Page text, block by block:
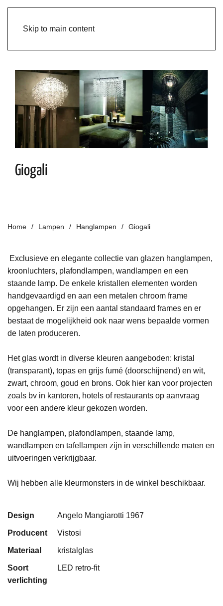
Skip to main content
Giogali
Home Lampen Hanglampen Giogali
Exclusieve en elegante collectie van glazen hanglampen,
kroonluchters, plafondlampen, wandlampen en een
staande lamp. De enkele kristallen elementen worden
handgevaardigd en aan een metalen chroom frame
opgehangen. Er zijn een aantal standaard frames en er
bestaat de mogelijkheid ook naar wens bepaalde vormen
de laten produceren.
Het glas wordt in diverse kleuren aangeboden: kristal
(transparant), topas en grijs fumé (doorschijnend) en wit,
zwart, chroom, goud en brons. Ook hier kan voor projecten
zoals bv in kantoren, hotels of restaurants op aanvraag
voor een andere kleur gekozen worden.
De hanglampen, plafondlampen, staande lamp,
wandlampen en tafellampen zijn in verschillende maten en
uitvoeringen verkrijgbaar.
Wij hebben alle kleurmonsters in de winkel beschikbaar.
Design Angelo Mangiarotti 1967
Producent Vistosi
Materiaal kristalglas
Soort
verlichting
LED retro-fit